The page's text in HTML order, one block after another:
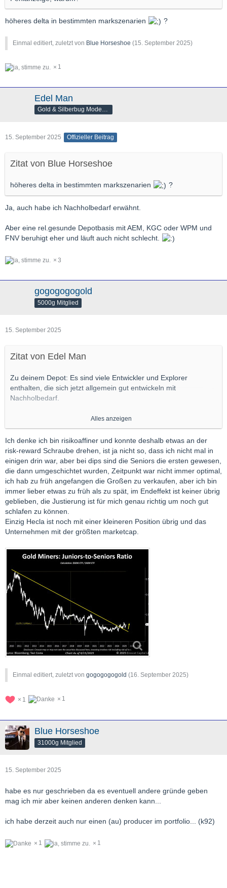
höheres delta in bestimmten markszenarien ?
Einmal editiert, zuletzt von Blue Horseshoe (15. September 2025)
1
Edel Man
Gold & Silberbug Moderator
15. September 2025 Offizieller Beitrag
Zitat von Blue Horseshoe
höheres delta in bestimmten markszenarien ?
Ja, auch habe ich Nachholbedarf erwähnt.
Aber eine rel.gesunde Depotbasis mit AEM, KGC oder WPM und
FNV beruhigt eher und läuft auch nicht schlecht.
3
gogogogogold
5000g Mitglied
15. September 2025
Zitat von Edel Man
Zu deinem Depot: Es sind viele Entwickler und Explorer
enthalten, die sich jetzt allgemein gut entwickeln mit
Nachholbedarf.
Aber bei sehr gut fundierten Gold und Silberseniors
Fehlanzeige, warum?
Grüsse
Edel
Alles anzeigen
Ich denke ich bin risikoaffiner und konnte deshalb etwas an der
risk-reward Schraube drehen, ist ja nicht so, dass ich nicht mal in
einigen drin war, aber bei dips sind die Seniors die ersten gewesen,
die dann umgeschichtet wurden, Zeitpunkt war nicht immer optimal,
ich hab zu früh angefangen die Großen zu verkaufen, aber ich bin
immer lieber etwas zu früh als zu spät, im Endeffekt ist keiner übrig
geblieben, die Justierung ist für mich genau richtig um noch gut
schlafen zu können.
Einzig Hecla ist noch mit einer kleineren Position übrig und das
Unternehmen mit der größten marketcap.
Einmal editiert, zuletzt von gogogogogold (16. September 2025)
1 1
Blue Horseshoe
31000g Mitglied
15. September 2025
habe es nur geschrieben da es eventuell andere gründe geben
mag ich mir aber keinen anderen denken kann...
ich habe derzeit auch nur einen (au) producer im portfolio... (k92)
1 1